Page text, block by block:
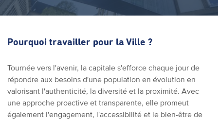
Pourquoi travailler pour la Ville ?
Tournée vers l'avenir, la capitale s'efforce chaque jour de
répondre aux besoins d'une population en évolution en
valorisant l'authenticité, la diversité et la proximité. Avec
une approche proactive et transparente, elle promeut
également l'engagement, l'accessibilité et le bien-être de